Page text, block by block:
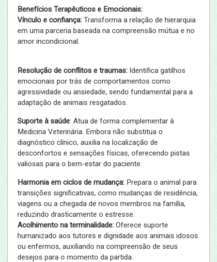
Benefícios Terapêuticos e Emocionais:
Vínculo e confiança: Transforma a relação de hierarquia
em uma parceria baseada na compreensão mútua e no
amor incondicional.
Resolução de conflitos e traumas: Identifica gatilhos
emocionais por trás de comportamentos como
agressividade ou ansiedade, sendo fundamental para a
adaptação de animais resgatados.
Suporte à saúde: Atua de forma complementar à
Medicina Veterinária. Embora não substitua o
diagnóstico clínico, auxilia na localização de
desconfortos e sensações físicas, oferecendo pistas
valiosas para o bem-estar do paciente.
Harmonia em ciclos de mudança: Prepara o animal para
transições significativas, como mudanças de residência,
viagens ou a chegada de novos membros na família,
reduzindo drasticamente o estresse.
Acolhimento na terminalidade: Oferece suporte
humanizado aos tutores e dignidade aos animais idosos
ou enfermos, auxiliando na compreensão de seus
desejos para o momento da partida.